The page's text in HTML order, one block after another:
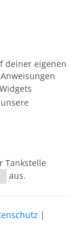
deiner eigenen
Tankstelle
aus.
|